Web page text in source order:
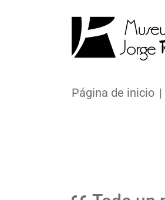
Página de inicio